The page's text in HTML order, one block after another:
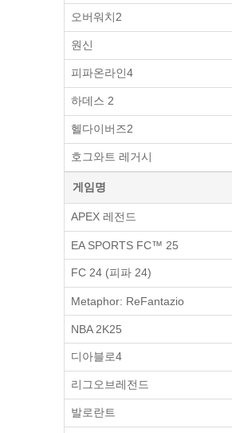
오버워치2
원신
피파온라인4
하데스 2
헬다이버즈2
호그와트 레거시
게임명
APEX 레전드
EA SPORTS FC™ 25
FC 24 (피파 24)
Metaphor: ReFantazio
NBA 2K25
디아블로4
리그오브레전드
발로란트